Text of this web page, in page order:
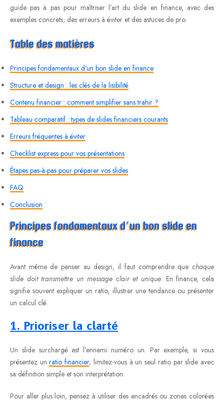
guide pas à pas pour maîtriser l’art du slide en finance, avec des
exemples concrets, des erreurs à éviter et des astuces de pro.
Table des matières
Principes fondamentaux d’un bon slide en finance
Structure et design : les clés de la lisibilité
Contenu financier : comment simplifier sans trahir ?
Tableau comparatif : types de slides financiers courants
Erreurs fréquentes à éviter
Checklist express pour vos présentations
Étapes pas-à-pas pour préparer vos slides
FAQ
Conclusion
Principes fondamentaux d’un bon slide en
finance
Avant même de penser au design, il faut comprendre que chaque
slide doit transmettre un message clair et unique. En finance, cela
signifie souvent expliquer un ratio, illustrer une tendance ou présenter
un calcul clé.
1. Prioriser la clarté
Un slide surchargé est l’ennemi numéro un. Par exemple, si vous
présentez unratio financier, limitez-vous à un seul ratio par slide avec
sa définition simple et son interprétation.
Pour aller plus loin, pensez à utiliser des encadrés ou zones colorées